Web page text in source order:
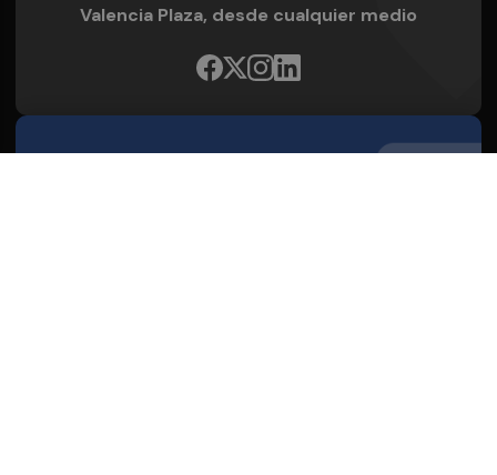
Valencia Plaza, desde cualquier medio
Quienes Somos